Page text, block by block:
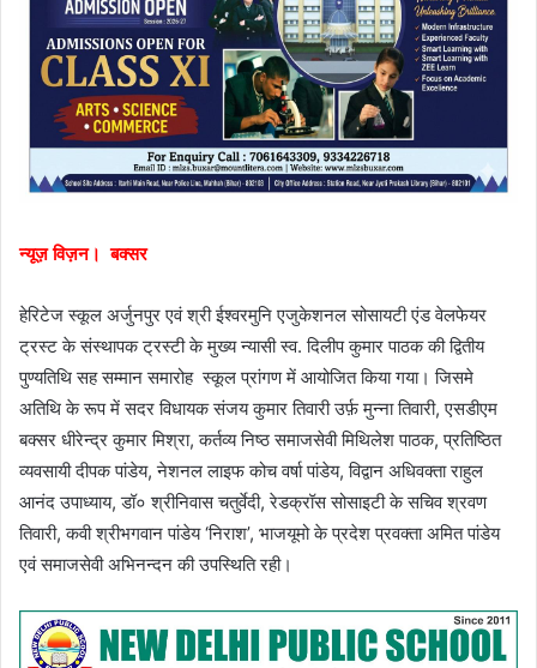
न्यूज़ विज़न। बक्सर
हेरिटेज स्कूल अर्जुनपुर एवं श्री ईश्वरमुनि एजुकेशनल सोसायटी एंड वेलफेयर
ट्रस्ट के संस्थापक ट्रस्टी के मुख्य न्यासी स्व. दिलीप कुमार पाठक की द्वितीय
पुण्यतिथि सह सम्मान समारोह स्कूल प्रांगण में आयोजित किया गया। जिसमे
अतिथि के रूप में सदर विधायक संजय कुमार तिवारी उर्फ़ मुन्ना तिवारी, एसडीएम
बक्सर धीरेन्द्र कुमार मिश्रा, कर्तव्य निष्ठ समाजसेवी मिथिलेश पाठक, प्रतिष्ठित
व्यवसायी दीपक पांडेय, नेशनल लाइफ कोच वर्षा पांडेय, विद्वान अधिवक्ता राहुल
आनंद उपाध्याय, डॉ० श्रीनिवास चतुर्वेदी, रेडक्रॉस सोसाइटी के सचिव श्रवण
तिवारी, कवी श्रीभगवान पांडेय ‘निराश’, भाजयूमो के प्रदेश प्रवक्ता अमित पांडेय
एवं समाजसेवी अभिनन्दन की उपस्थिति रही।